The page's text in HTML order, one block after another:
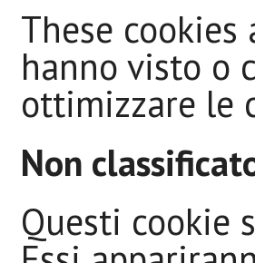
These
hanno visto o
ottimizzare le
Non
Questi cookie